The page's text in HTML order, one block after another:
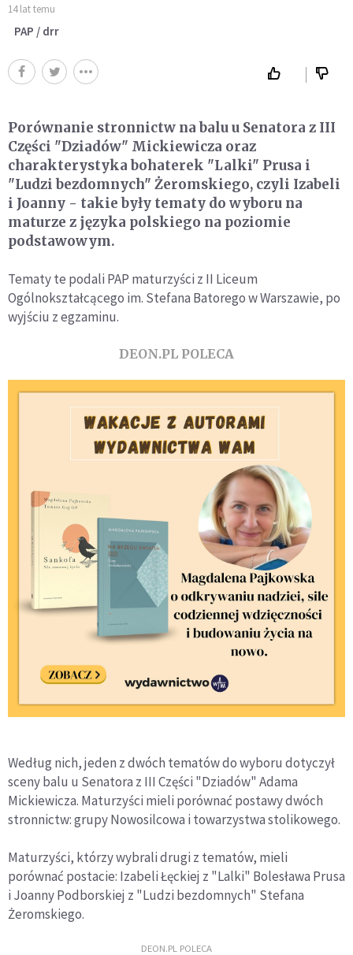
14 lat temu
PAP / drr
Porównanie stronnictw na balu u Senatora z III
Części "Dziadów" Mickiewicza oraz
charakterystyka bohaterek "Lalki" Prusa i
"Ludzi bezdomnych" Żeromskiego, czyli Izabeli
i Joanny - takie były tematy do wyboru na
maturze z języka polskiego na poziomie
podstawowym.
Tematy te podali PAP maturzyści z II Liceum
Ogólnokształcącego im. Stefana Batorego w Warszawie, po
wyjściu z egzaminu.
DEON.PL POLECA
Według nich, jeden z dwóch tematów do wyboru dotyczył
sceny balu u Senatora z III Części "Dziadów" Adama
Mickiewicza. Maturzyści mieli porównać postawy dwóch
stronnictw: grupy Nowosilcowa i towarzystwa stolikowego.
Maturzyści, którzy wybrali drugi z tematów, mieli
porównać postacie: Izabeli Łęckiej z "Lalki" Bolesława Prusa
i Joanny Podborskiej z "Ludzi bezdomnych" Stefana
Żeromskiego.
DEON.PL POLECA